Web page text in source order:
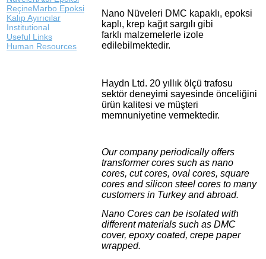
ReçineMarbo Epoksi
Kalıp Ayırıcılar
Institutional
Useful Links
Human Resources
Nano Nüveleri DMC kapaklı, epoksi
kaplı, krep kağıt sargılı gibi
farklı malzemelerle izole
edilebilmektedir.
Haydn Ltd. 20 yıllık ölçü trafosu
sektör deneyimi sayesinde önceliğini
ürün kalitesi ve müşteri
memnuniyetine vermektedir.
Our company periodically offers
transformer cores such as nano
cores, cut cores, oval cores, square
cores and silicon steel cores to many
customers in Turkey and abroad.
Nano Cores can be isolated with
different materials such as DMC
cover, epoxy coated, crepe paper
wrapped.